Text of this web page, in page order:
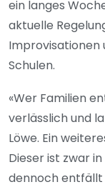
ein langes
aktuelle
Improvisationen
Schulen.
«Wer Familien
verlässlich und
Löwe. Ein
Dieser ist zwar
dennoch entfällt